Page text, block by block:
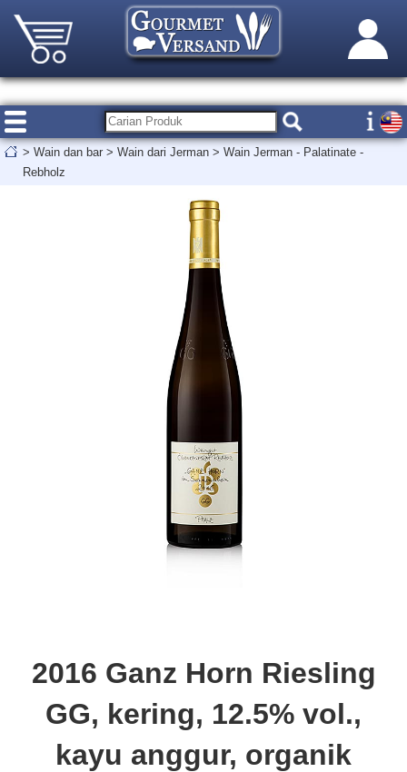
> Wain dan bar > Wain dari Jerman > Wain Jerman - Palatinate -
Rebholz
2016 Ganz Horn Riesling
GG, kering, 12.5% vol.,
kayu anggur, organik